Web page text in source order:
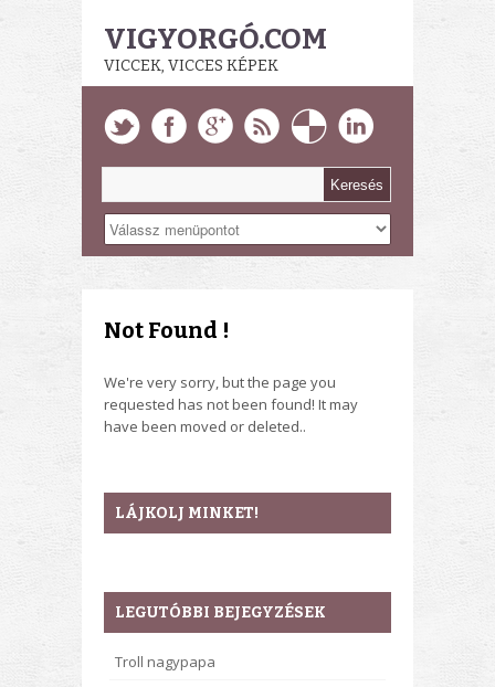
VIGYORGÓ.COM
VICCEK, VICCES KÉPEK
Not Found !
We're very sorry, but the page you
requested has not been found! It may
have been moved or deleted..
LÁJKOLJ MINKET!
LEGUTÓBBI BEJEGYZÉSEK
Troll nagypapa